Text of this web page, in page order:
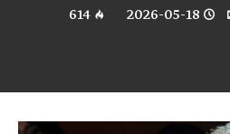
2026-05-18
614